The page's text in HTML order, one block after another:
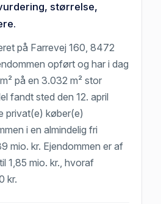
størrelse,
på Farrevej 160, 8472
opført og har i dag
på en 3.032 m² stor
fandt sted den 12. april
privat(e) køber(e)
i en almindelig fri
mio. kr. Ejendommen er af
1,85 mio. kr., hvoraf
kr.